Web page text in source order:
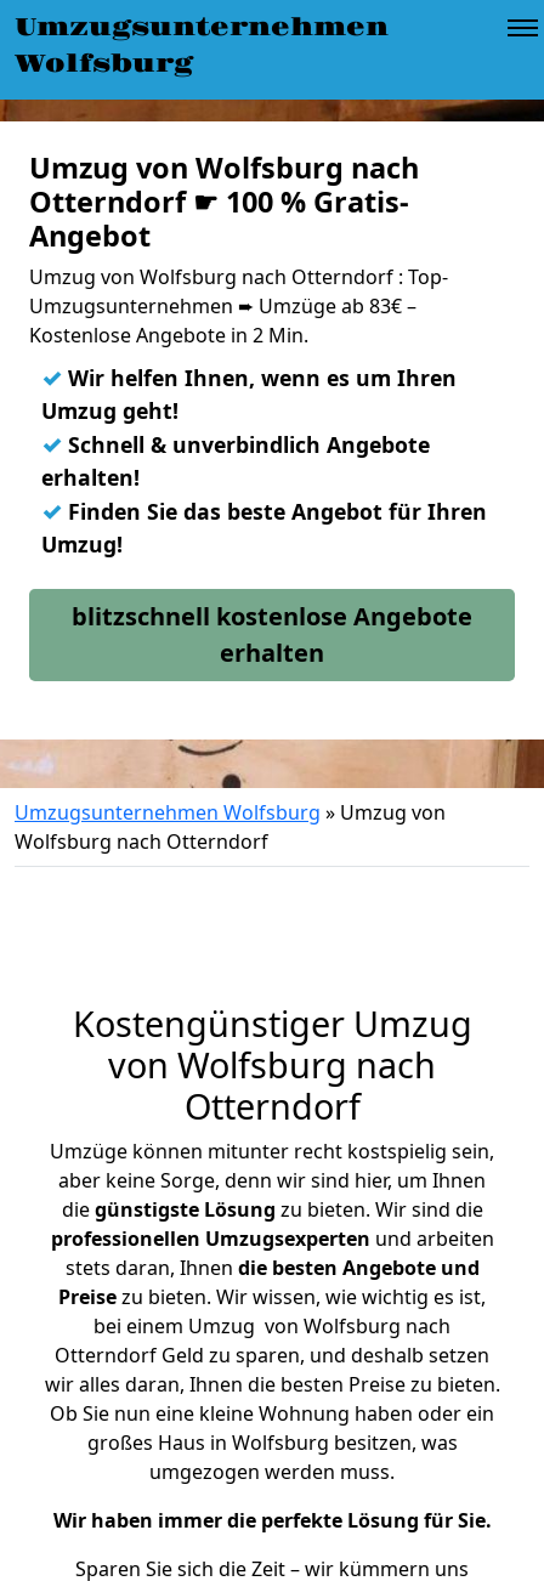
Umzugsunternehmen
Wolfsburg
Umzug von Wolfsburg nach
Otterndorf ☛ 100 % Gratis-
Angebot
Umzug von Wolfsburg nach Otterndorf : Top-
Umzugsunternehmen ➨ Umzüge ab 83€ –
Kostenlose Angebote in 2 Min.
✓ Wir helfen Ihnen, wenn es um Ihren
Umzug geht!
✓ Schnell & unverbindlich Angebote
erhalten!
✓ Finden Sie das beste Angebot für Ihren
Umzug!
blitzschnell kostenlose Angebote
erhalten
Umzugsunternehmen Wolfsburg » Umzug von
Wolfsburg nach Otterndorf
Kostengünstiger Umzug
von Wolfsburg nach
Otterndorf
Umzüge können mitunter recht kostspielig sein,
aber keine Sorge, denn wir sind hier, um Ihnen
diegünstigste Lösung zu bieten. Wir sind die
professionellen Umzugsexperten und arbeiten
stets daran, Ihnen die besten Angebote und
Preisezu bieten. Wir wissen, wie wichtig es ist,
bei einem Umzug von Wolfsburg nach
Otterndorf Geld zu sparen, und deshalb setzen
wir alles daran, Ihnen die besten Preise zu bieten.
Ob Sie nun eine kleine Wohnung haben oder ein
großes Haus in Wolfsburg besitzen, was
umgezogen werden muss.
Wir haben immer die perfekte Lösung für Sie.
Sparen Sie sich die Zeit – wir kümmern uns